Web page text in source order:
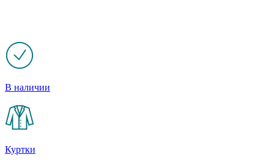
В наличии
Куртки